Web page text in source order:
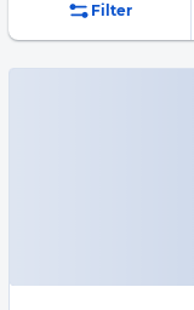
Filter